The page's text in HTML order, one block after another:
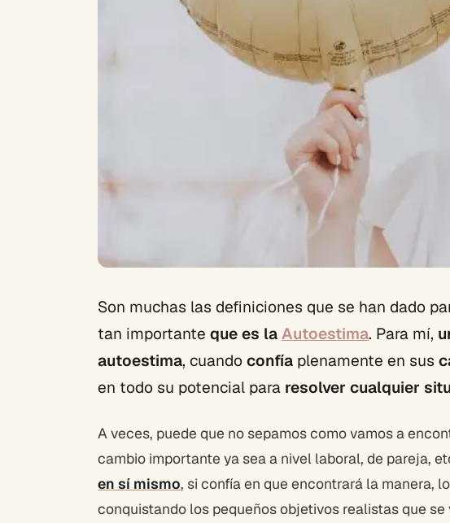
Son muchas las definiciones que se han dado
tan importante que es la Autoestima. Para mí,
autoestima, cuando confía plenamente en sus
en todo su potencial para resolver cualquier
A veces, puede que no sepamos como vamos a
cambio importante ya sea a nivel laboral, de pareja,
en sí mismo, si confía en que encontrará la manera,
conquistando los pequeños objetivos realistas que se